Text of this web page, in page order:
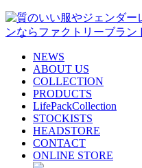
NEWS
ABOUT US
COLLECTION
PRODUCTS
LifePackCollection
STOCKISTS
HEADSTORE
CONTACT
ONLINE STORE